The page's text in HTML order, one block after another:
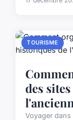
TOURISME
des
Voyager